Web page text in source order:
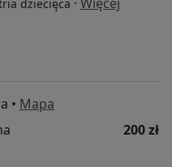
dziecięca
• Mapa
200 zł